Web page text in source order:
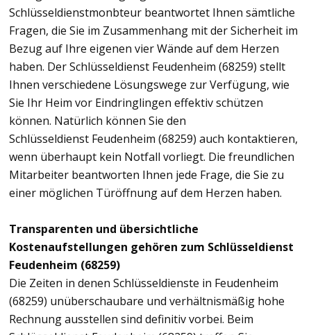
Schlüsseldienstmonbteur beantwortet Ihnen sämtliche
Fragen, die Sie im Zusammenhang mit der Sicherheit im
Bezug auf Ihre eigenen vier Wände auf dem Herzen
haben. Der Schlüsseldienst Feudenheim (68259) stellt
Ihnen verschiedene Lösungswege zur Verfügung, wie
Sie Ihr Heim vor Eindringlingen effektiv schützen
können. Natürlich können Sie den
Schlüsseldienst Feudenheim (68259) auch kontaktieren,
wenn überhaupt kein Notfall vorliegt. Die freundlichen
Mitarbeiter beantworten Ihnen jede Frage, die Sie zu
einer möglichen Türöffnung auf dem Herzen haben.
Transparenten und übersichtliche
Kostenaufstellungen gehören zum Schlüsseldienst
Feudenheim (68259)
Die Zeiten in denen Schlüsseldienste in Feudenheim
(68259) unüberschaubare und verhältnismäßig hohe
Rechnung ausstellen sind definitiv vorbei. Beim